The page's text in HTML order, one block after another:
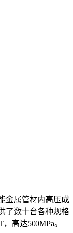
属管材内高压成
了数十台各种规格
高达500MPa。